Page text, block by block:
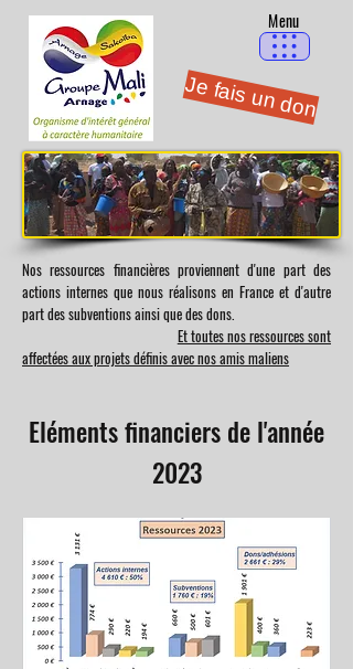
Je fais un don
Menu
Nos ressources financières proviennent d'une part des
actions internes que nous réalisons en France et d'autre
part des subventions ainsi que des dons.
Et toutes nos ressources sont
affectées aux projets définis avec nos amis maliens
Eléments financiers de l'année
2023